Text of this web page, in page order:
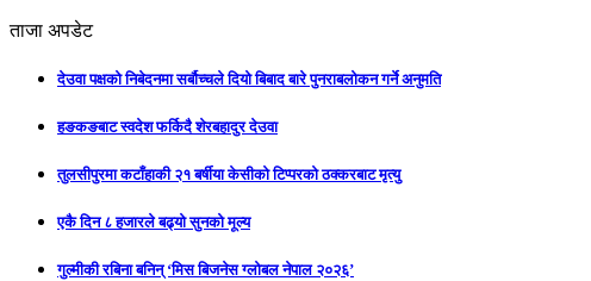
ताजा अपडेट
देउवा पक्षको निबेदनमा सर्बौच्चले दियो बिबाद बारे पुनराबलोकन गर्ने अनुमति
हङकङबाट स्वदेश फर्किदै शेरबहादुर देउवा
तुलसीपुरमा कटाँहाकी २१ बर्षीया केसीको टिप्परको ठक्करबाट मृत्यु
एकै दिन ८ हजारले बढ्यो सुनको मूल्य
गुल्मीकी रबिना बनिन् ‘मिस बिजनेस ग्लोबल नेपाल २०२६’